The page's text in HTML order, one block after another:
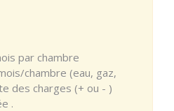
par chambre
chambre (eau, gaz,
des charges (+ ou - )
.